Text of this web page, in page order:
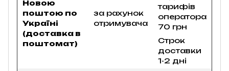
Новою
поштою по
Україні
(доставка в
поштомат)
за рахунок
отримувача
тарифів
оператора
70 грн
Строк
доставки
1-2 дні